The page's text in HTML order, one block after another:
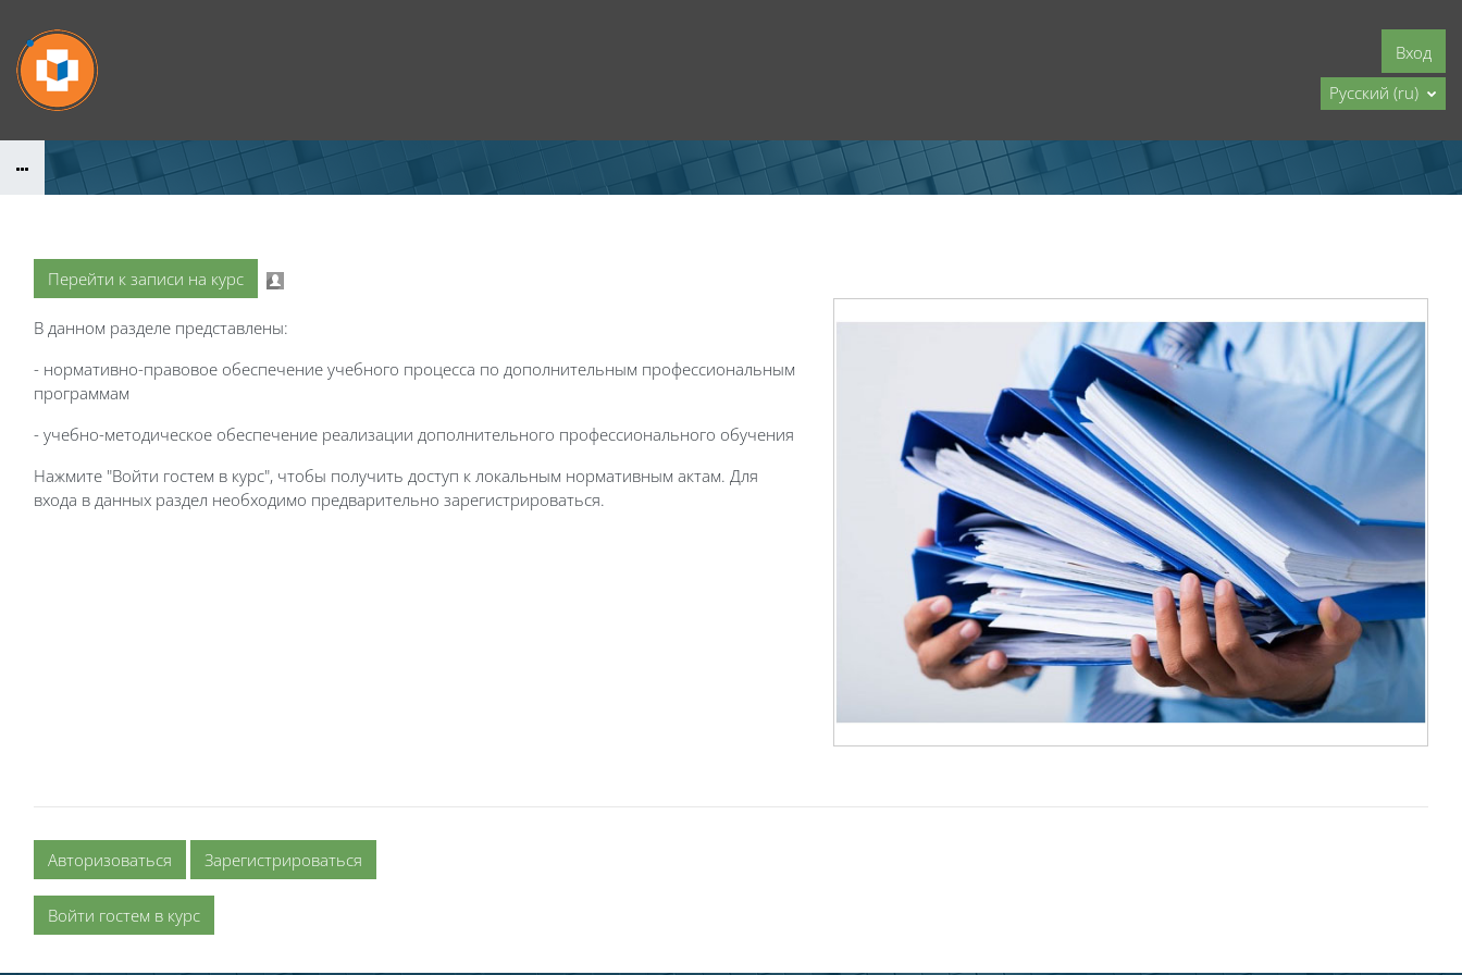
Вход
Русский ‎(ru)‎
Перейти к записи на курс
В данном разделе представлены:
- нормативно-правовое обеспечение учебного процесса по дополнительным профессиональным
программам
- учебно-методическое обеспечение реализации дополнительного профессионального обучения
Нажмите "Войти гостем в курс", чтобы получить доступ к локальным нормативным актам. Для
входа в данных раздел необходимо предварительно зарегистрироваться.
Авторизоваться Зарегистрироваться
Войти гостем в курс